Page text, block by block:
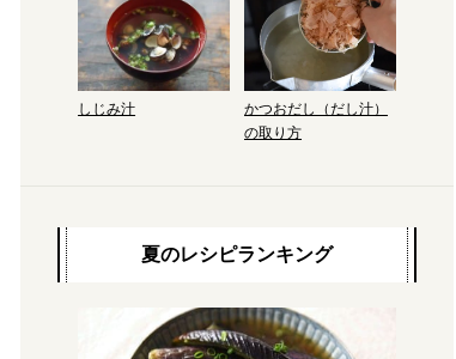
しじみ汁
かつおだし（だし汁）
の取り方
夏のレシピランキング